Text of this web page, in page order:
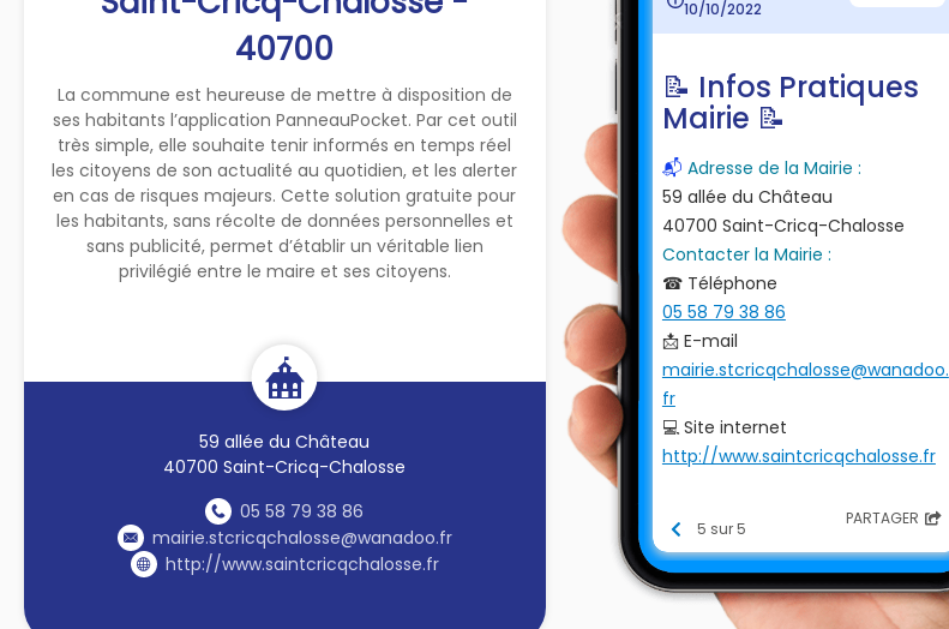
40700
La commune est heureuse de mettre à disposition de
ses habitants l’application PanneauPocket. Par cet outil
très simple, elle souhaite tenir informés en temps réel
les citoyens de son actualité au quotidien, et les alerter
en cas de risques majeurs. Cette solution gratuite pour
les habitants, sans récolte de données personnelles et
sans publicité, permet d’établir un véritable lien
privilégié entre le maire et ses citoyens.
59 allée du Château
40700 Saint-Cricq-Chalosse
05 58 79 38 86
mairie.stcricqchalosse@wanadoo.fr
http://www.saintcricqchalosse.fr
10/10/2022
📝 Infos Pratiques
Mairie 📝
📬 Adresse de la Mairie :
59 allée du Château
40700 Saint-Cricq-Chalosse
Contacter la Mairie :
☎ Téléphone
05 58 79 38 86
📩 E-mail
mairie.stcricqchalosse@wanadoo.
fr
💻 Site internet
http://www.saintcricqchalosse.fr
5 sur 5 PARTAGER